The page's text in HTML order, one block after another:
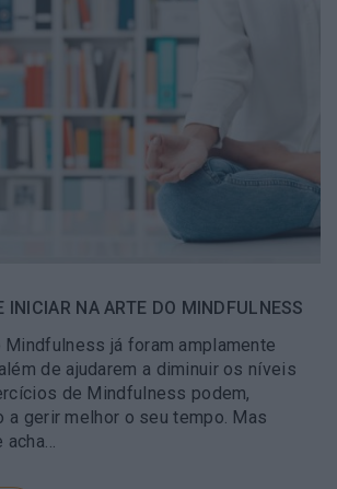
INICIAR NA ARTE DO MINDFULNESS
já foram amplamente
de ajudarem a diminuir os níveis
de Mindfulness podem,
a gerir melhor o seu tempo. Mas
acha…